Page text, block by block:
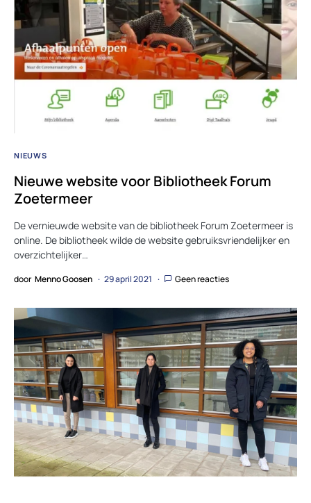
NIEUWS
Nieuwe website voor Bibliotheek Forum
Zoetermeer
De vernieuwde website van de bibliotheek Forum Zoetermeer is
online. De bibliotheek wilde de website gebruiksvriendelijker en
overzichtelijker…
door Menno Goosen 29 april 2021 Geen reacties